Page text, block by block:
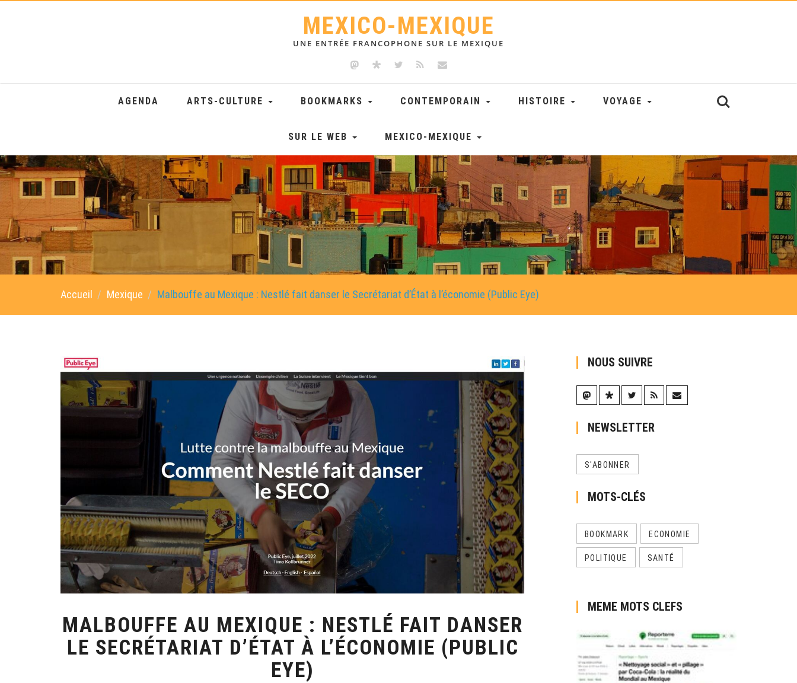
MEXICO-MEXIQUE
UNE ENTRÉE FRANCOPHONE SUR LE MEXIQUE
AGENDA ARTS-CULTURE BOOKMARKS CONTEMPORAIN HISTOIRE VOYAGE
SUR LE WEB MEXICO-MEXIQUE
Accueil Mexique Malbouffe au Mexique : Nestlé fait danser le Secrétariat d’État à l’économie (Public Eye)
MALBOUFFE AU MEXIQUE : NESTLÉ FAIT DANSER
LE SECRÉTARIAT D’ÉTAT À L’ÉCONOMIE (PUBLIC
EYE)
NOUS SUIVRE
NEWSLETTER
S'ABONNER
MOTS-CLÉS
BOOKMARK ECONOMIE
POLITIQUE SANTÉ
MEME MOTS CLEFS